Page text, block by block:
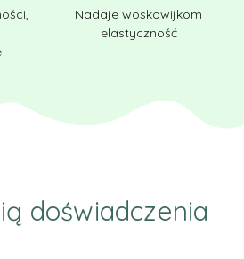
Nadaje woskowijkom
elastyczność
doświadczenia